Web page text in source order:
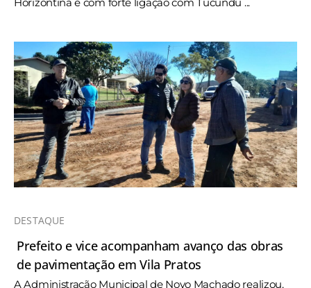
DESTAQUE
Prefeito e vice acompanham avanço das obras
de pavimentação em Vila Pratos
A Administração Municipal de Novo Machado realizou,